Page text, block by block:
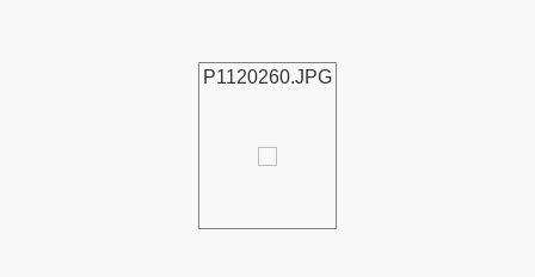
P1120260.JPG